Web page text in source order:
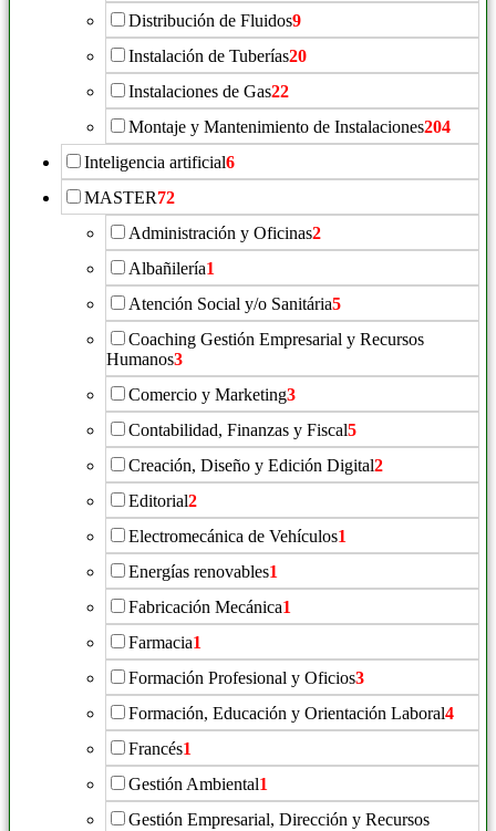
Distribución de Fluidos9
Instalación de Tuberías20
Instalaciones de Gas22
Montaje y Mantenimiento de Instalaciones204
Inteligencia artificial6
MASTER72
Administración y Oficinas2
Albañilería1
Atención Social y/o Sanitária5
Coaching Gestión Empresarial y Recursos
Humanos3
Comercio y Marketing3
Contabilidad, Finanzas y Fiscal5
Creación, Diseño y Edición Digital2
Editorial2
Electromecánica de Vehículos1
Energías renovables1
Fabricación Mecánica1
Farmacia1
Formación Profesional y Oficios3
Formación, Educación y Orientación Laboral4
Francés1
Gestión Ambiental1
Gestión Empresarial, Dirección y Recursos